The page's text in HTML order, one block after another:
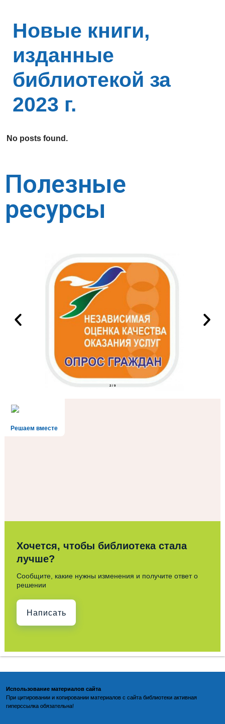
Новые книги,
изданные
библиотекой за
2023 г.
No posts found.
Полезные
ресурсы
2 / 9
Решаем вместе
Хочется, чтобы библиотека стала
лучше?
Сообщите, какие нужны изменения и получите ответ о
решении
Написать
Использование материалов сайта
При цитировании и копировании материалов с сайта библиотеки активная
гиперссылка обязательна!